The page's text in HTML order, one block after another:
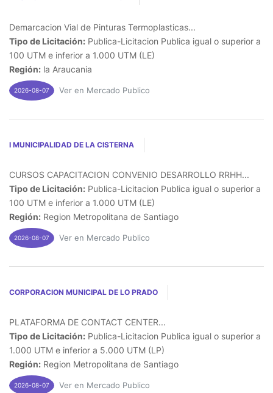
Demarcacion Vial de Pinturas Termoplasticas...
Tipo de Licitación: Publica-Licitacion Publica igual o superior a
100 UTM e inferior a 1.000 UTM (LE)
Región: la Araucania
2026-08-07 Ver en Mercado Publico
I MUNICIPALIDAD DE LA CISTERNA
CURSOS CAPACITACION CONVENIO DESARROLLO RRHH...
Tipo de Licitación: Publica-Licitacion Publica igual o superior a
100 UTM e inferior a 1.000 UTM (LE)
Región: Region Metropolitana de Santiago
2026-08-07 Ver en Mercado Publico
CORPORACION MUNICIPAL DE LO PRADO
PLATAFORMA DE CONTACT CENTER...
Tipo de Licitación: Publica-Licitacion Publica igual o superior a
1.000 UTM e inferior a 5.000 UTM (LP)
Región: Region Metropolitana de Santiago
2026-08-07 Ver en Mercado Publico